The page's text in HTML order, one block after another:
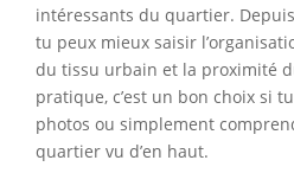
intéressants du quartier.
tu peux mieux saisir
du tissu urbain et la proximité
pratique, c’est un bon choix si
photos ou simplement
quartier vu d’en haut.